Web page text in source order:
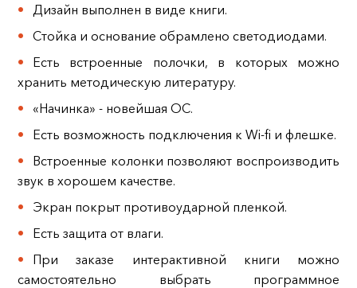
Дизайн выполнен в виде книги.
Стойка и основание обрамлено светодиодами.
Есть встроенные полочки, в которых можно
хранить методическую литературу.
«Начинка» - новейшая ОС.
Есть возможность подключения к Wi-fi и флешке.
Встроенные колонки позволяют воспроизводить
звук в хорошем качестве.
Экран покрыт противоударной пленкой.
Есть защита от влаги.
При заказе интерактивной книги можно
самостоятельно выбрать программное